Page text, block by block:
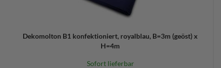
Dekomolton B1 konfektioniert, royalblau, B=3m (geöst) x
H=4m
Sofort lieferbar